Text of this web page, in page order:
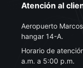
Atención al
Aeropuerto
hangar 14-A.
Horario de
a.m. a 5:00 p.m.